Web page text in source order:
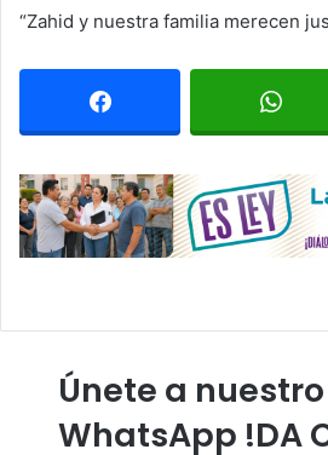
“Zahid y nuestra familia merecen
Únete a
WhatsApp !DA